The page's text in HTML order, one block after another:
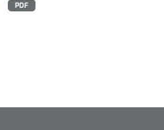
PDF